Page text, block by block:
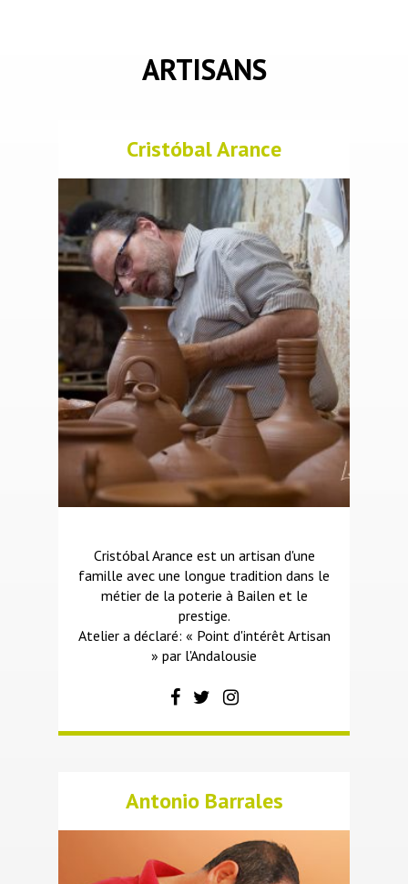
ARTISANS
Cristóbal Arance
Cristóbal Arance est un artisan d'une
famille avec une longue tradition dans le
métier de la poterie à Bailen et le
prestige.
Atelier a déclaré: « Point d'intérêt Artisan
» par l'Andalousie
Antonio Barrales